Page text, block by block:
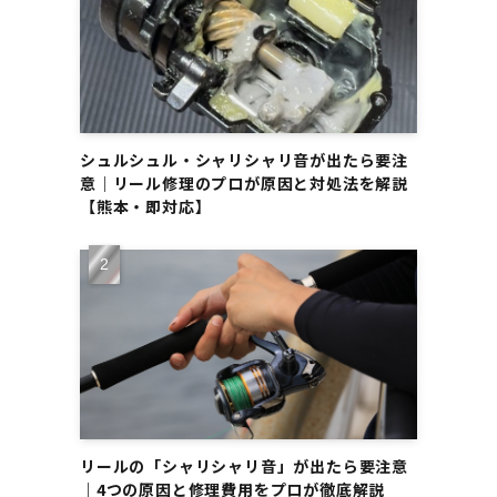
シュルシュル・シャリシャリ音が出たら要注
意｜リール修理のプロが原因と対処法を解説
【熊本・即対応】
リールの「シャリシャリ音」が出たら要注意
｜4つの原因と修理費用をプロが徹底解説